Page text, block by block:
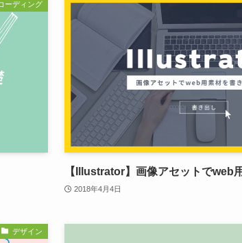
ーディング
【Illustrator】画像アセットでweb
2018年4月4日
デザイン